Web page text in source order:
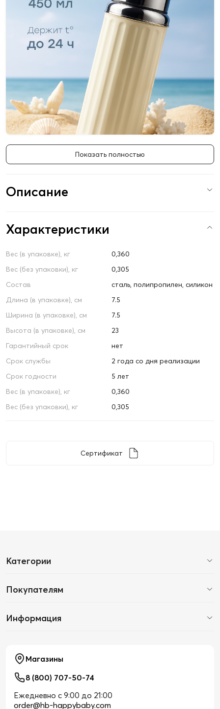
Показать полностью
Описание
Характеристики
Вес (в упаковке), кг
0,360
Вес (без упаковки), кг
0,305
Состав
сталь, полипропилен, силикон
Длина (в упаковке), см
7.5
Ширина (в упаковке), см
7.5
Высота (в упаковке), см
23
Гарантийный срок
нет
Срок службы
2 года со дня реализации
Срок годности
5 лет
Вес (в упаковке), кг
0,360
Вес (без упаковки), кг
0,305
Сертификат
Категории
Покупателям
Информация
Магазины
8 (800) 707-50-74
Ежедневно с 9:00 до 21:00
order@hb-happybaby.com